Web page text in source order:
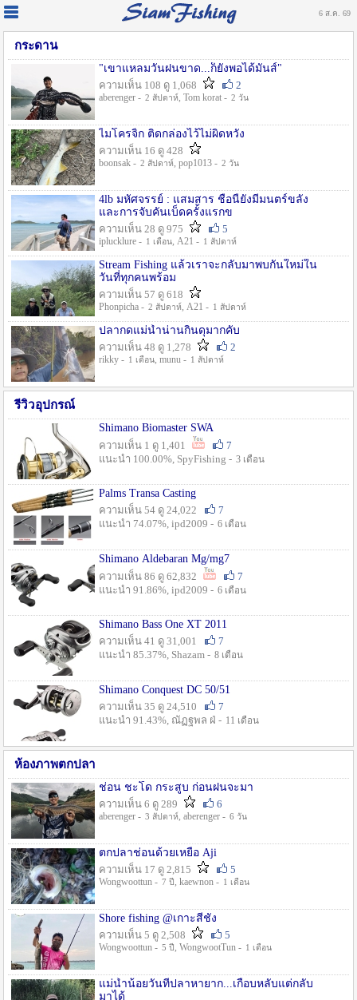
6 ส.ค. 69
กระดาน
"เขาแหลมวันฝนขาด...ก็ยังพอได้มันส์"
ความเห็น 108 ดู 1,068
2
aberenger - 2 สัปดาห์, Tom korat - 2 วัน
ไมโครจิ้ก ติดกล่องไว้ไม่ผิดหวัง
ความเห็น 16 ดู 428
boonsak - 2 สัปดาห์, pop1013 - 2 วัน
4lb มหัศจรรย์ : แสมสาร ชื่อนี้ยังมีมนตร์ขลัง
และการจับคันเบ็ดครั้งแรกข
ความเห็น 28 ดู 975
5
iplucklure - 1 เดือน, A21 - 1 สัปดาห์
Stream Fishing แล้วเราจะกลับมาพบกันใหม่ใน
วันที่ทุกคนพร้อม
ความเห็น 57 ดู 618
Phonpicha - 2 สัปดาห์, A21 - 1 สัปดาห์
ปลากดแม่น้ำน่านกินดุมากคับ
ความเห็น 48 ดู 1,278
2
rikky - 1 เดือน, munu - 1 สัปดาห์
รีวิวอุปกรณ์
Shimano Biomaster SWA
ความเห็น 1 ดู 1,401
7
แนะนำ 100.00%, SpyFishing - 3 เดือน
Palms Transa Casting
ความเห็น 54 ดู 24,022
7
แนะนำ 74.07%, ipd2009 - 6 เดือน
Shimano Aldebaran Mg/mg7
ความเห็น 86 ดู 62,832
7
แนะนำ 91.86%, ipd2009 - 6 เดือน
Shimano Bass One XT 2011
ความเห็น 41 ดู 31,001
7
แนะนำ 85.37%, Shazam - 8 เดือน
Shimano Conquest DC 50/51
ความเห็น 35 ดู 24,510
7
แนะนำ 91.43%, ณัฏฐพล ฝ่ - 11 เดือน
ห้องภาพตกปลา
ช่อน ชะโด กระสูบ ก่อนฝนจะมา
ความเห็น 6 ดู 289
6
aberenger - 3 สัปดาห์, aberenger - 6 วัน
ตกปลาช่อนด้วยเหยื่อ Aji
ความเห็น 17 ดู 2,815
5
Wongwoottun - 7 ปี , kaewnon - 1 เดือน
Shore fishing @เกาะสีชัง
ความเห็น 5 ดู 2,508
5
Wongwoottun - 5 ปี , WongwootTun - 1 เดือน
แม่น้ำน้อยวันที่ปลาหายาก...เกือบหลับแต่กลับ
มาได้